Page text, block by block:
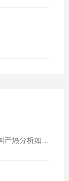
不与低端竞品“卷”：走访和晟科技，探寻国产热分析如何行稳致远